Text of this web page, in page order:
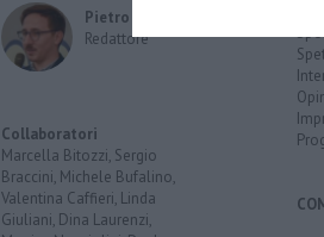
Pietro Mattonai
Redattore
Collaboratori
Marcella Bitozzi, Sergio
Braccini, Michele Bufalino,
Valentina Caffieri, Linda
Giuliani, Dina Laurenzi,